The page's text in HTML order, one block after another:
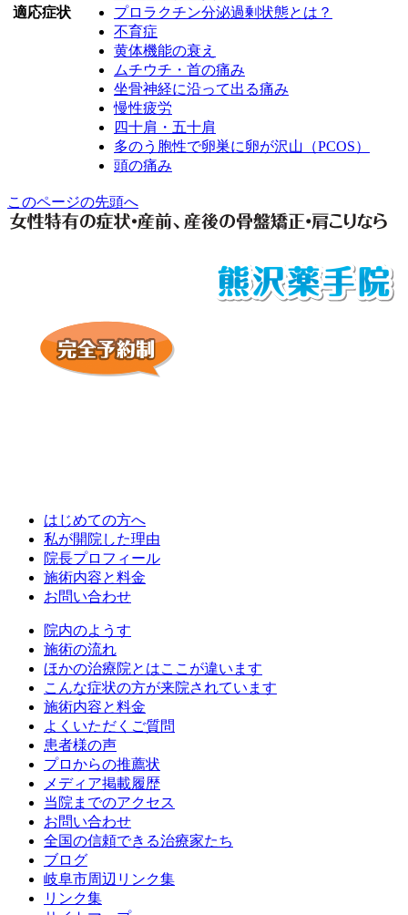
適応症状
プロラクチン分泌過剰状態とは？
不育症
黄体機能の衰え
ムチウチ・首の痛み
坐骨神経に沿って出る痛み
慢性疲労
四十肩・五十肩
多のう胞性で卵巣に卵が沢山（PCOS）
頭の痛み
このページの先頭へ
はじめての方へ
私が開院した理由
院長プロフィール
施術内容と料金
お問い合わせ
院内のようす
施術の流れ
ほかの治療院とはここが違います
こんな症状の方が来院されています
施術内容と料金
よくいただくご質問
患者様の声
プロからの推薦状
メディア掲載履歴
当院までのアクセス
お問い合わせ
全国の信頼できる治療家たち
ブログ
岐阜市周辺リンク集
リンク集